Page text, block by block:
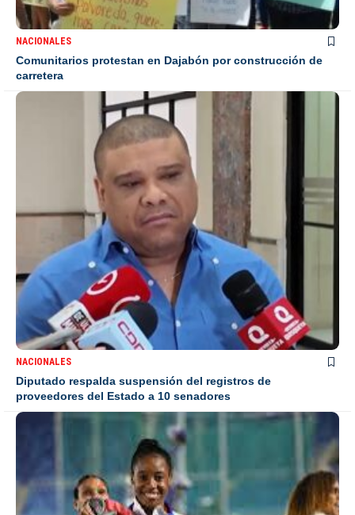
NACIONALES
Comunitarios protestan en Dajabón por construcción de
carretera
NACIONALES
Diputado respalda suspensión del registros de
proveedores del Estado a 10 senadores